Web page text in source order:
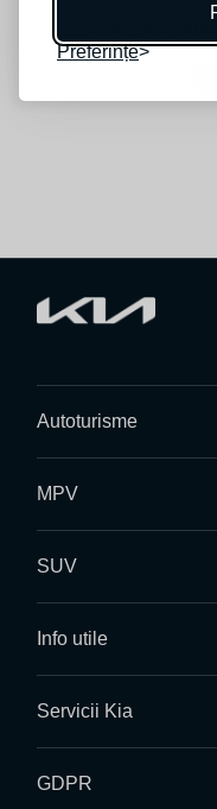
Preferințe
Autoturisme
MPV
SUV
Info utile
Servicii Kia
GDPR